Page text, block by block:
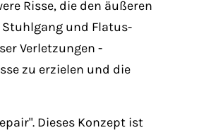
Risse, die den äußeren
und Flatus-
Verletzungen -
zu erzielen und die
Dieses Konzept ist